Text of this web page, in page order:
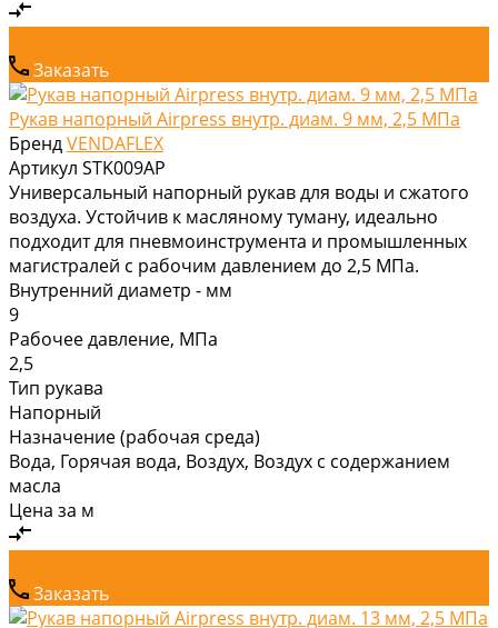
Заказать
Рукав напорный Airpress внутр. диам. 9 мм, 2,5 МПа
БрендVENDAFLEX
Артикул STK009AP
Универсальный напорный рукав для воды и сжатого
воздуха. Устойчив к масляному туману, идеально
подходит для пневмоинструмента и промышленных
магистралей с рабочим давлением до 2,5 МПа.
Внутренний диаметр - мм
9
Рабочее давление, МПа
2,5
Тип рукава
Напорный
Назначение (рабочая среда)
Вода, Горячая вода, Воздух, Воздух с содержанием
масла
Цена за м
Заказать